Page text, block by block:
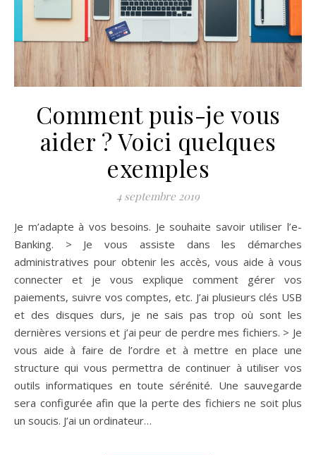
Comment puis-je vous
aider ? Voici quelques
exemples
4 septembre 2019
Je m’adapte à vos besoins. Je souhaite savoir utiliser l’e-
Banking. > Je vous assiste dans les démarches
administratives pour obtenir les accès, vous aide à vous
connecter et je vous explique comment gérer vos
paiements, suivre vos comptes, etc. J’ai plusieurs clés USB
et des disques durs, je ne sais pas trop où sont les
dernières versions et j’ai peur de perdre mes fichiers. > Je
vous aide à faire de l’ordre et à mettre en place une
structure qui vous permettra de continuer à utiliser vos
outils informatiques en toute sérénité. Une sauvegarde
sera configurée afin que la perte des fichiers ne soit plus
un soucis. J’ai un ordinateur…